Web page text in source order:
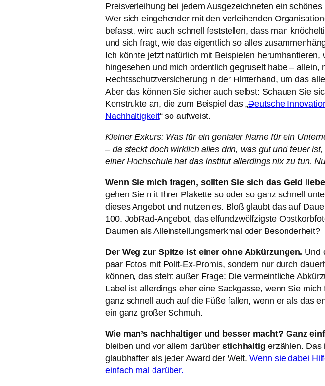
Preisverleihung bei jedem Ausgezeichneten ein
Wer sich eingehender mit den verleihenden
befasst, wird auch schnell feststellen, dass man
und sich fragt, wie das eigentlich so alles
Ich könnte jetzt natürlich mit Beispielen herumhantieren,
hingesehen und mich ordentlich gegruselt habe – allein,
Rechtsschutzversicherung in der Hinterhand, um das
Aber das können Sie sicher auch selbst: Schauen Sie
Konstrukte an, die zum Beispiel das „Deutsche
Nachhaltigkeit“ so aufweist.
Kleiner Exkurs: Was für ein genialer Name für ein
– da steckt doch wirklich alles drin, was gut und teuer
einer Hochschule hat das Institut allerdings nix zu tun.
Wenn Sie mich fragen, sollten Sie sich das Geld
gehen Sie mit Ihrer Plakette so oder so ganz schnell
dieses Angebot und nutzen es. Bloß glaubt das auf
100. JobRad-Angebot, das elfundzwölfzigste
Daumen als Alleinstellungsmerkmal oder Besonderheit?
Der Weg zur Spitze ist einer ohne Abkürzungen. Und
paar Fotos mit Polit-Ex-Promis, sondern nur durch
können, das steht außer Frage: Die vermeintliche
Label ist allerdings eher eine Sackgasse, wenn Sie
ganz schnell auch auf die Füße fallen, wenn er als das
ein ganz großer Schmuh.
Wie man’s nachhaltiger und besser macht? Ganz
bleiben und vor allem darüber stichhaltig erzählen. Das
glaubhafter als jeder Award der Welt.Wenn sie dabei
einfach mal darüber.